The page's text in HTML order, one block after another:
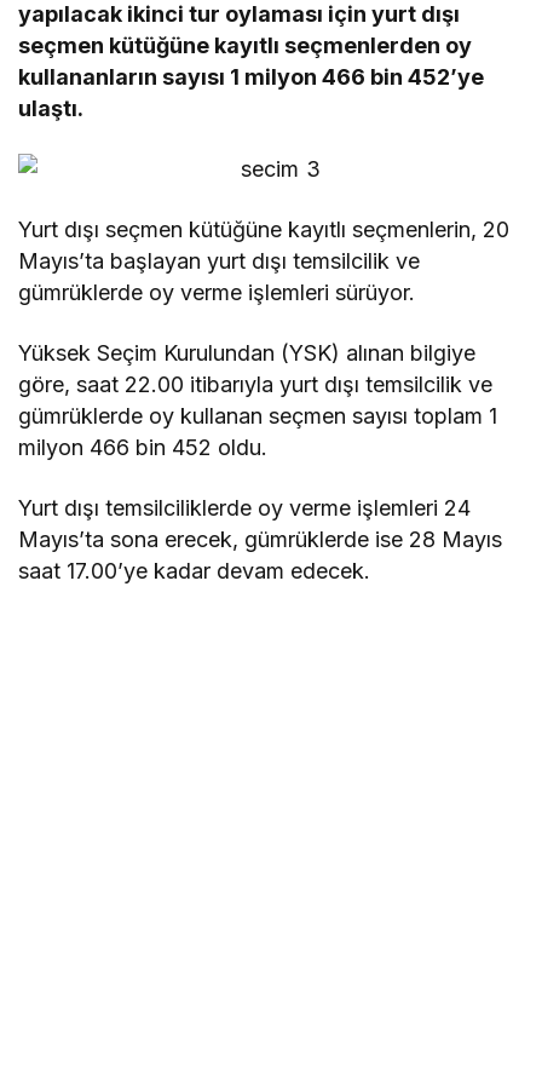
yapılacak ikinci tur oylaması için yurt dışı
seçmen kütüğüne kayıtlı seçmenlerden oy
kullananların sayısı 1 milyon 466 bin 452’ye
ulaştı.
Yurt dışı seçmen kütüğüne kayıtlı seçmenlerin, 20
Mayıs’ta başlayan yurt dışı temsilcilik ve
gümrüklerde oy verme işlemleri sürüyor.
Yüksek Seçim Kurulundan (YSK) alınan bilgiye
göre, saat 22.00 itibarıyla yurt dışı temsilcilik ve
gümrüklerde oy kullanan seçmen sayısı toplam 1
milyon 466 bin 452 oldu.
Yurt dışı temsilciliklerde oy verme işlemleri 24
Mayıs’ta sona erecek, gümrüklerde ise 28 Mayıs
saat 17.00’ye kadar devam edecek.